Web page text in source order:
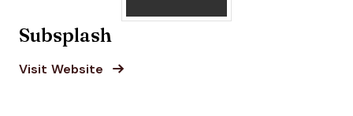
Subsplash
Visit Website Opens New Window